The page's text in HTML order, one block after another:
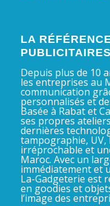
LA
Depuis plus de 10
les entreprises au
communication
personnalisés et
Basée à Rabat et
ses propres
dernières
tampographie, UV,
irréprochable et
Maroc. Avec un
immédiatement et
La-Gadgeterie est
en goodies et
l’image des